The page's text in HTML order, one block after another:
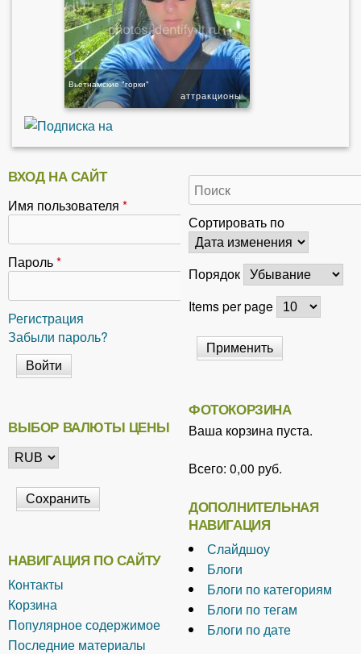
Вьетнамские "горки"
аттракционы
ВХОД НА САЙТ
Имя пользователя *
Пароль*
Регистрация
Забыли пароль?
ВЫБОР ВАЛЮТЫ ЦЕНЫ
НАВИГАЦИЯ ПО САЙТУ
Контакты
Корзина
Популярное содержимое
Последние материалы
Сортировать по
Порядок
Items per page
ФОТОКОРЗИНА
Ваша корзина пуста.
Всего: 0,00 руб.
ДОПОЛНИТЕЛЬНАЯ
НАВИГАЦИЯ
Слайдшоу
Блоги
Блоги по категориям
Блоги по тегам
Блоги по дате